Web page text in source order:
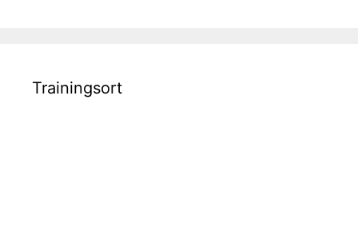
Trainingsort